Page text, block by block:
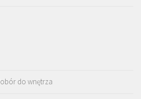
do wnętrza